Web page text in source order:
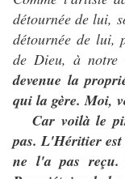
détournée de lui,
détournée de lui,
de Dieu, à notre
devenue la
qui la gère. Moi,
Car voilà le
pas. L'Héritier
ne l'a pas reçu.